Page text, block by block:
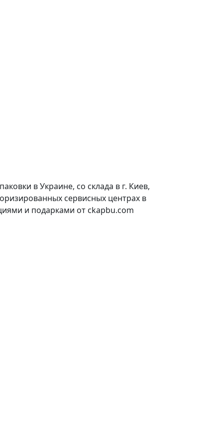
в Украине, со склада в г. Киев,
сервисных центрах в
и подарками от ckapbu.com